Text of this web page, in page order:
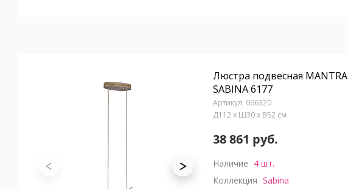
Люстра подвесная MANTRA
SABINA 6177
066320
Д112 x Ш30 x В52 см
38 861 руб.
Наличие 4 шт.
Коллекция Sabina